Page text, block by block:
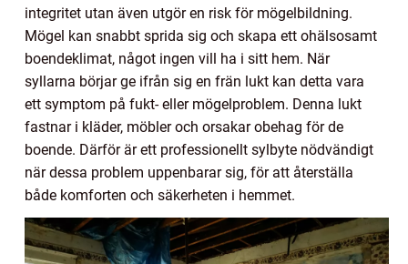
integritet utan även utgör en risk för mögelbildning.
Mögel kan snabbt sprida sig och skapa ett ohälsosamt
boendeklimat, något ingen vill ha i sitt hem. När
syllarna börjar ge ifrån sig en frän lukt kan detta vara
ett symptom på fukt- eller mögelproblem. Denna lukt
fastnar i kläder, möbler och orsakar obehag för de
boende. Därför är ett professionellt sylbyte nödvändigt
när dessa problem uppenbarar sig, för att återställa
både komforten och säkerheten i hemmet.